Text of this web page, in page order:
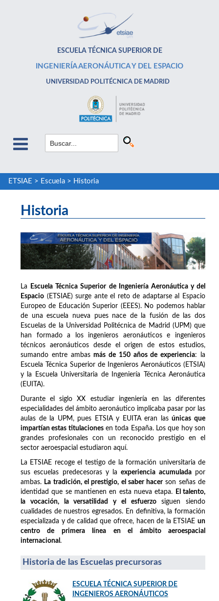
ESCUELA TÉCNICA SUPERIOR DE
INGENIERÍA AERONÁUTICA Y DEL ESPACIO
UNIVERSIDAD POLITÉCNICA DE MADRID
ETSIAE > Escuela> Historia
Historia
La
Escuela Técnica Superior de Ingeniería Aeronáutica y del
Espacio (ETSIAE) surge ante el reto de adaptarse al Espacio
Europeo de Educación Superior (EEES). No podemos hablar
de una escuela nueva pues nace de la fusión de las dos
Escuelas de la Universidad Politécnica de Madrid (UPM) que
han formado a los ingenieros aeronáuticos e ingenieros
técnicos aeronáuticos desde el origen de estos estudios,
sumando entre ambasmás de 150 años de experiencia: la
Escuela Técnica Superior de Ingenieros Aeronáuticos (ETSIA)
y la Escuela Universitaria de Ingeniería Técnica Aeronáutica
(EUITA).
Durante el siglo XX estudiar ingeniería en las diferentes
especialidades del ámbito aeronáutico implicaba pasar por las
aulas de la UPM, pues ETSIA y EUITA eran lasúnicas que
impartían estas titulacionesen toda España. Los que hoy son
grandes profesionales con un reconocido prestigio en el
sector aeroespacial estudiaron aquí.
La ETSIAE recoge el testigo de la formación universitaria de
sus escuelas predecesoras y laexperiencia acumuladapor
ambas. La tradición, el prestigio, el saber hacerson señas de
identidad que se mantienen en esta nueva etapa.
El talento,
la vocación, la versatilidad y el esfuerzosiguen siendo
cualidades de nuestros egresados. En definitiva, la formación
especializada y de calidad que ofrece, hacen de la ETSIAE un
centro de primera línea en el ámbito aeroespacial
internacional .
Historia de las Escuelas precursoras
ESCUELA TÉCNICA SUPERIOR DE
INGENIEROS AERONÁUTICOS